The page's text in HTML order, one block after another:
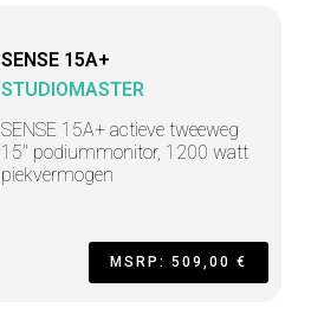
SENSE 15A+
STUDIOMASTER
SENSE 15A+ actieve tweeweg
15" podiummonitor, 1200 watt
piekvermogen
MSRP: 509,00 €